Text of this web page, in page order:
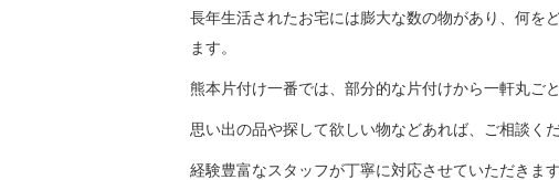
長年生活されたお宅には膨大な数の物があり、何を
ます。
熊本片付け一番では、部分的な片付けから一軒丸ご
思い出の品や探して欲しい物などあれば、ご相談くだ
経験豊富なスタッフが丁寧に対応させていただきます